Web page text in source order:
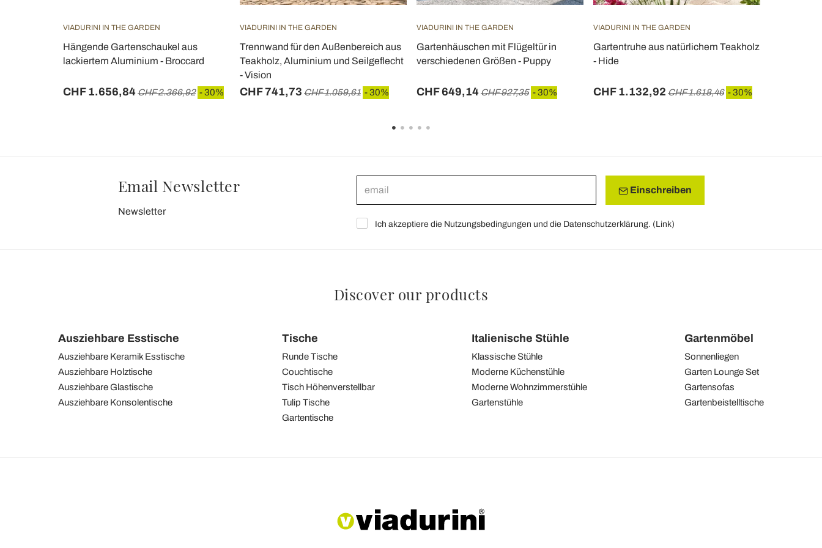
VIADURINI IN THE GARDEN
Hängende Gartenschaukel aus
lackiertem Aluminium - Broccard
CHF 1.656,84CHF 2.366,92 - 30%
VIADURINI IN THE GARDEN
Trennwand für den Außenbereich aus
Teakholz, Aluminium und Seilgeflecht
- Vision
CHF 741,73 CHF 1.059,61 - 30%
VIADURINI IN THE GARDEN
Gartenhäuschen mit Flügeltür in
verschiedenen Größen - Puppy
CHF 649,14CHF 927,35 - 30%
VIADURINI IN THE GARDEN
Gartentruhe aus natürlichem Teakholz
- Hide
CHF 1.132,92 CHF 1.618,46 - 30%
Email Newsletter
Newsletter
Einschreiben
Ich akzeptiere die Nutzungsbedingungen und die Datenschutzerklärung. (Link)
Discover our products
Ausziehbare Esstische
Ausziehbare Keramik Esstische
Ausziehbare Holztische
Ausziehbare Glastische
Ausziehbare Konsolentische
Tische
Runde Tische
Couchtische
Tisch Höhenverstellbar
Tulip Tische
Gartentische
Italienische Stühle
Klassische Stühle
Moderne Küchenstühle
Moderne Wohnzimmerstühle
Gartenstühle
Gartenmöbel
Sonnenliegen
Garten Lounge Set
Gartensofas
Gartenbeistelltische